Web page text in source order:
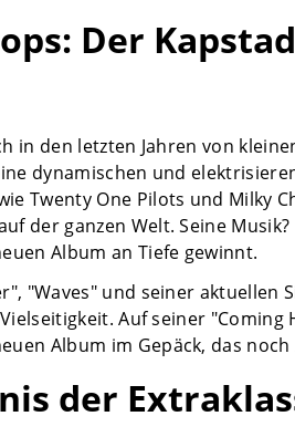
Der
in den letzten Jahren von
dynamischen und
Twenty One Pilots und Milky
der ganzen Welt. Seine
Album an Tiefe gewinnt.
"Waves" und seiner aktuellen
Auf seiner
Album im Gepäck, das
der